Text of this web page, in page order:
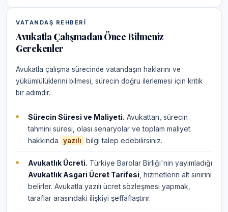
VATANDAŞ REHBERI
Avukatla Çalışmadan Önce Bilmeniz
Gerekenler
Avukatla çalışma sürecinde vatandaşın haklarını ve
yükümlülüklerini bilmesi, sürecin doğru ilerlemesi için kritik
bir adımdır.
Sürecin Süresi ve Maliyeti. Avukattan, sürecin
tahmini süresi, olası senaryolar ve toplam maliyet
hakkında
yazılı bilgi talep edebilirsiniz.
Avukatlık Ücreti. Türkiye Barolar Birliği'nin yayımladığı
Avukatlık Asgari Ücret Tarifesi , hizmetlerin alt sınırını
belirler. Avukatla yazılı ücret sözleşmesi yapmak,
taraflar arasındaki ilişkiyi şeffaflaştırır.